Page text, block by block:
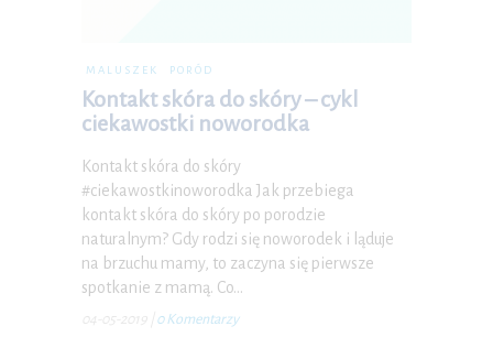
MALUSZEK PORÓD
Kontakt skóra do skóry – cykl
ciekawostki noworodka
Kontakt skóra do skóry
#ciekawostkinoworodka Jak przebiega
kontakt skóra do skóry po porodzie
naturalnym? Gdy rodzi się noworodek i ląduje
na brzuchu mamy, to zaczyna się pierwsze
spotkanie z mamą. Co…
04-05-2019 0 Komentarzy